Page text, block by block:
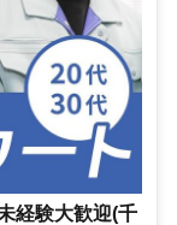
経験大歓迎(千